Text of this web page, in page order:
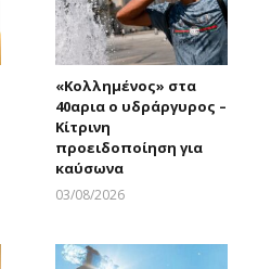
«Κολλημένος» στα
40αρια ο υδράργυρος –
Κίτρινη
προειδοποίηση για
καύσωνα
03/08/2026